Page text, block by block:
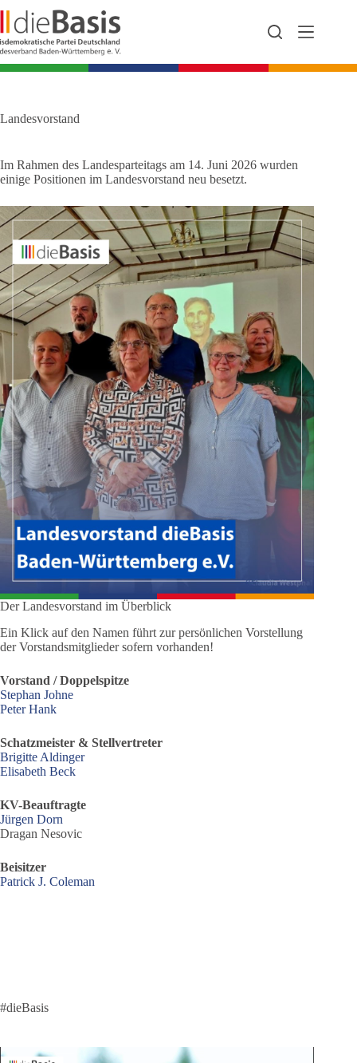
Inhalt
springen
Landesvorstand
Im Rahmen des Landesparteitags am 14. Juni 2026 wurden
einige Positionen im Landesvorstand neu besetzt.
Der Landesvorstand im Überblick
Ein Klick auf den Namen führt zur persönlichen Vorstellung
der Vorstandsmitglieder sofern vorhanden!
Vorstand / Doppelspitze
Stephan Johne
Peter Hank
Schatzmeister & Stellvertreter
Brigitte Aldinger
Elisabeth Beck
KV-Beauftragte
Jürgen Dorn
Dragan Nesovic
Beisitzer
Patrick J. Coleman
#dieBasis